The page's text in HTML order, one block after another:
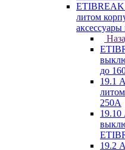
ETIBREAK
литом
до
19.1
250A
19.10
19.2